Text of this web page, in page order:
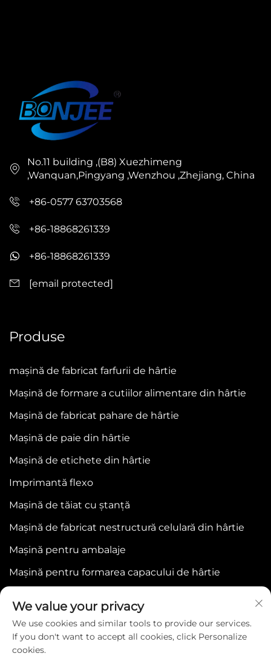
No.11 building ,(B8) Xuezhimeng
,Wanquan,Pingyang ,Wenzhou ,Zhejiang, China
+86-0577 63703568
+86-18868261339
+86-18868261339
[email protected]
Produse
mașină de fabricat farfurii de hârtie
Mașină de formare a cutiilor alimentare din hârtie
Mașină de fabricat pahare de hârtie
Mașină de paie din hârtie
Mașină de etichete din hârtie
Imprimantă flexo
Mașină de tăiat cu ștanță
Mașină de fabricat nestructură celulară din hârtie
Mașină pentru ambalaje
Mașină pentru formarea capacului de hârtie
We value your privacy
We use cookies and similar tools to provide our services.
If you don't want to accept all cookies, click Personalize
cookies.